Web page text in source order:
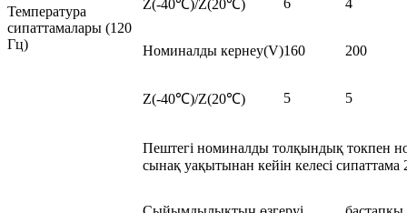
Температура
сипаттамалары (120
Гц)
Z(-40℃)/Z(20℃)
Номиналды кернеу(V)160 200
Z(-40℃)/Z(20℃) 5 5
Пештегі номиналды толқындық токпен
сынақ уақытынан кейін келесі